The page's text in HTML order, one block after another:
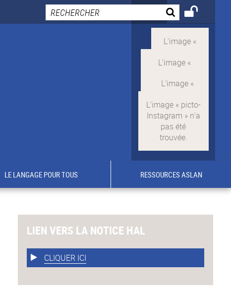
LE LANGAGE POUR TOUS RESSOURCES ASLAN
LIEN VERS LA NOTICE HAL
CLIQUER ICI